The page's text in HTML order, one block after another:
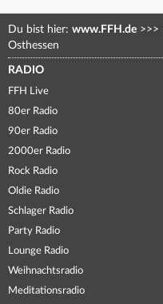
Du bist hier: www.FFH.de >>>
Osthessen
RADIO
FFH Live
80er Radio
90er Radio
2000er Radio
Rock Radio
Oldie Radio
Schlager Radio
Party Radio
Lounge Radio
Weihnachtsradio
Meditationsradio